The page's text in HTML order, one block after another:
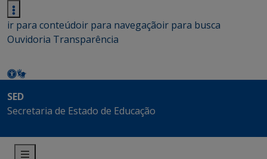
ir para conteúdoir para navegaçãoir para busca
Ouvidoria Transparência
SED
Secretaria de Estado de Educação